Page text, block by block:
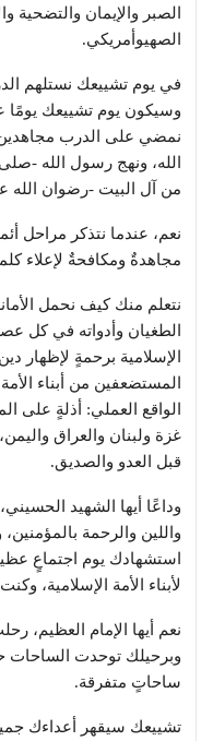
الصبر والإيمان والتضحية
الصهيوأمريكي.
في يوم تشييعك نستلهم
وسيكون يوم تشييعك يومًا
نمضي على الدرب
الله، ونهج رسول الله -
من آل البيت -رضوان الله
نعم، عندما نتذكر مراحل
مجاهدةٌ ومكافحةٌ لإعلاء
نتعلم منك كيف نحمل
الطغيان وأدواته في كل
الإسلامية برحمةٍ لإظهار
المستضعفين من أبناء
الواقع العملي: أذلةٍ على
غزة ولبنان والعراق
قبل العدو والصديق.
وداعًا أيها الشهيد
واللين والرحمة
استشهادك يوم اجتماعٍ
لأبناء الأمة الإسلامية،
نعم أيها الإمام العظيم،
وبرحيلك توحدت الساحات
ساحاتٍ متفرقة.
تشييعك سيقهر أعداءك